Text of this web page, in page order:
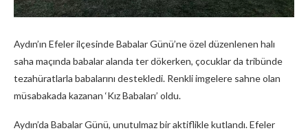
Aydın’ın Efeler ilçesinde Babalar Günü’ne özel düzenlenen halı
saha maçında babalar alanda ter dökerken, çocuklar da tribünde
tezahüratlarla babalarını destekledi. Renkli imgelere sahne olan
müsabakada kazanan ‘Kız Babaları’ oldu.
Aydın’da Babalar Günü, unutulmaz bir aktiflikle kutlandı. Efeler